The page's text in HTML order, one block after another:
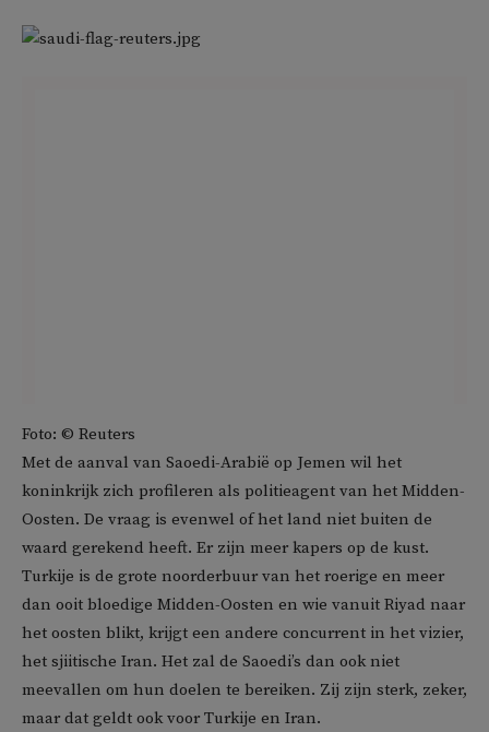
Foto: © Reuters
Met de aanval van Saoedi-Arabië op Jemen wil het
koninkrijk zich profileren als politieagent van het Midden-
Oosten. De vraag is evenwel of het land niet buiten de
waard gerekend heeft. Er zijn meer kapers op de kust.
Turkije is de grote noorderbuur van het roerige en meer
dan ooit bloedige Midden-Oosten en wie vanuit Riyad naar
het oosten blikt, krijgt een andere concurrent in het vizier,
het sjiitische Iran. Het zal de Saoedi’s dan ook niet
meevallen om hun doelen te bereiken. Zij zijn sterk, zeker,
maar dat geldt ook voor Turkije en Iran.